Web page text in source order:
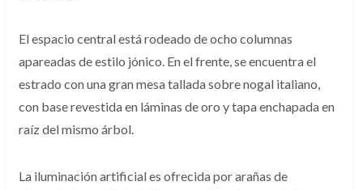
El espacio central está rodeado de ocho columnas
apareadas de estilo jónico. En el frente, se encuentra el
estrado con una gran mesa tallada sobre nogal italiano,
con base revestida en láminas de oro y tapa enchapada en
raíz del mismo árbol.
La iluminación artificial es ofrecida por arañas de